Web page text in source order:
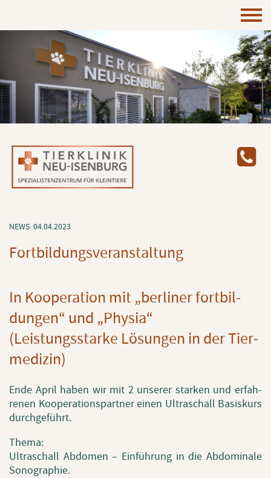
NEWS 04.04.2023
Fort­bil­dungs­ver­an­stal­tung
In Ko­ope­ra­ti­on mit „ber­li­ner fort­bil­
dun­gen“ und „Phy­sia“
(Leis­tungs­star­ke Lö­sun­gen in der Tier­
me­di­zin)
Ende April haben wir mit 2 un­se­rer star­ken und er­fah­
re­nen Ko­ope­ra­ti­ons­part­ner einen Ul­tra­schall Ba­sis­kurs
durch­ge­führt.
Thema:
Ul­tra­schall Ab­do­men – Ein­füh­rung in die Ab­do­mi­na­le
So­no­gra­phie.